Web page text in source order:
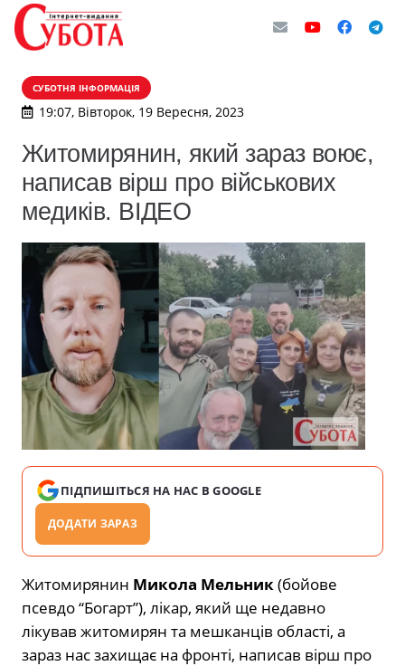
СУБОТНЯ ІНФОРМАЦІЯ
19:07, Вівторок, 19 Вересня, 2023
Житомирянин, який зараз воює,
написав вірш про військових
медиків. ВІДЕО
ПІДПИШІТЬСЯ НА НАС В GOOGLE
ДОДАТИ ЗАРАЗ
Житомирянин Микола Мельник(бойове
псевдо “Богарт”), лікар, який ще недавно
лікував житомирян та мешканців області, а
зараз нас захищає на фронті, написав вірш про